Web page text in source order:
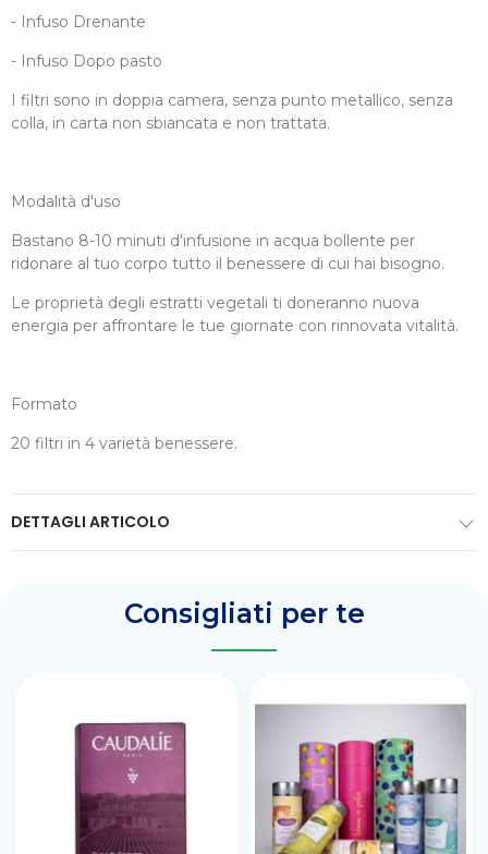
- Infuso Drenante
- Infuso Dopo pasto
I filtri sono in doppia camera, senza punto metallico, senza
colla, in carta non sbiancata e non trattata.
Modalità d'uso
Bastano 8-10 minuti d'infusione in acqua bollente per
ridonare al tuo corpo tutto il benessere di cui hai bisogno.
Le proprietà degli estratti vegetali ti doneranno nuova
energia per affrontare le tue giornate con rinnovata vitalità.
Formato
20 filtri in 4 varietà benessere.
DETTAGLI ARTICOLO
Consigliati per te